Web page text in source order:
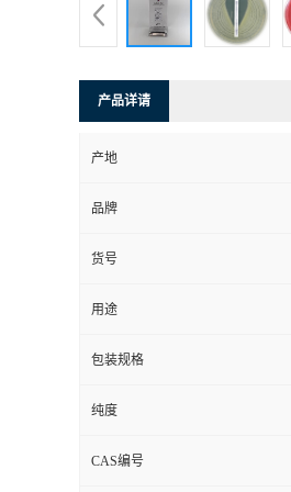
产品详请
产地
品牌
货号
用途
包装规格
纯度
CAS编号